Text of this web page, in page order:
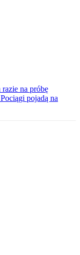
na próbę
pojadą na